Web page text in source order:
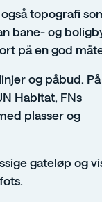
topografi
bane- og
på en god
og påbud. På
Habitat, FNs
plasser og
gateløp og